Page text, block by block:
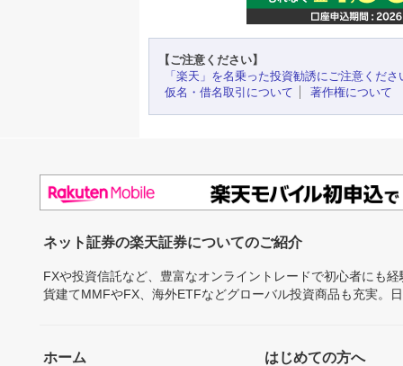
【ご注意ください】
「楽天」を名乗った投資勧誘にご注意くださ
仮名・借名取引について
著作権について
ネット証券の楽天証券についてのご紹介
FXや投資信託など、豊富なオンライントレードで初心者にも
貨建てMMFやFX、海外ETFなどグローバル投資商品も充実。
ホーム はじめての方へ